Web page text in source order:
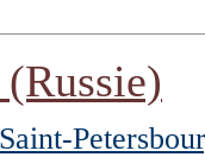
(Russie)